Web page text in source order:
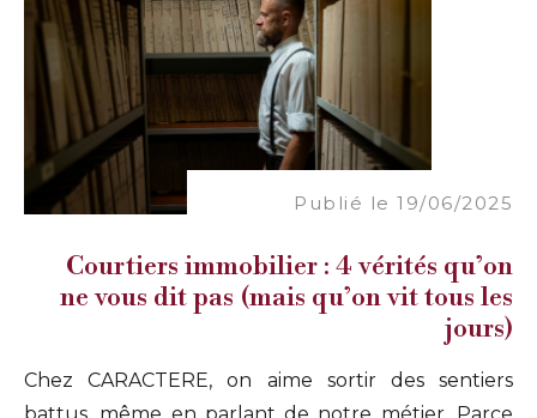
Publié le 19/06/2025
Courtiers immobilier : 4 vérités qu’on
ne vous dit pas (mais qu’on vit tous les
jours)
Chez CARACTERE, on aime sortir des sentiers
battus, même en parlant de notre métier. Parce